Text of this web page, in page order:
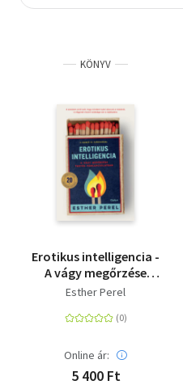
Tankönyv, segédkönyv
Társadalomtudomány
Természettudomány
Történelem
KÖNYV
Erotikus intelligencia -
A vágy megőrzése
tartós
Esther Perel
Online ár:
5 400 Ft